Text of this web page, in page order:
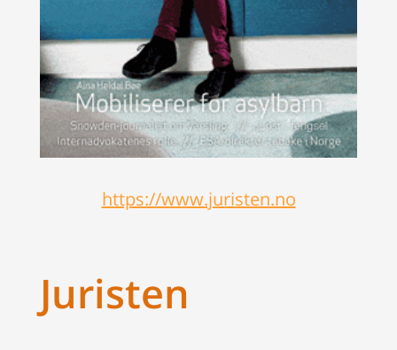
https://www.juristen.no
Juristen